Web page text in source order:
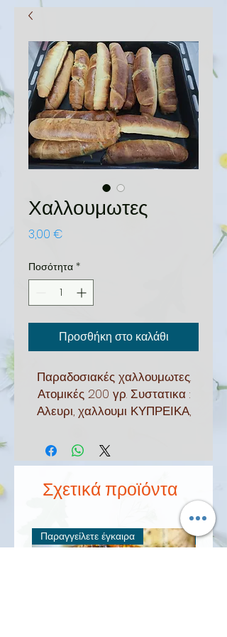
Χαλλουμωτες
3,00 €
Ποσότητα *
Προσθήκη στο καλάθι
Παραδοσιακές χαλλουμωτες.
Ατομικές 200 γρ. Συστατικα :
Αλευρι, χαλλουμι ΚΥΠΡΕΙΚΑ,
πορτοκαλιού, δυόσμο,
ελαιόλαδο
Σχετικά προϊόντα
Παραγγείλετε έγκαιρα